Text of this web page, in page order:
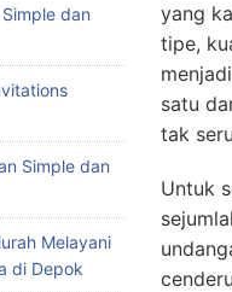
yang
tipe,
satu
tak
Untuk
dan
Simple dan
Melayani
di Depok